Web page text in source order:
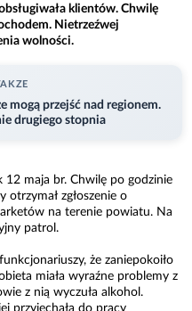
klientów. Chwilę
Nietrzeźwej
wolności.
mogą przejść nad regionem.
drugiego stopnia
12 maja br. Chwilę po godzinie
otrzymał zgłoszenie o
na terenie powiatu. Na
patrol.
że zaniepokoiło
miała wyraźne problemy z
z nią wyczuła alkohol.